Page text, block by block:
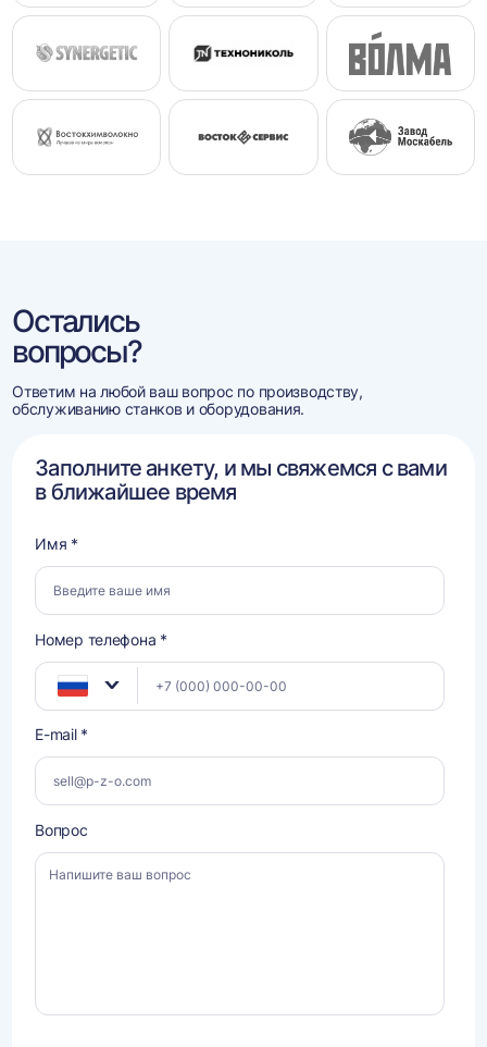
Остались
вопросы?
Ответим на любой ваш вопрос по производству,
обслуживанию станков и оборудования.
Заполните анкету, и мы свяжемся с вами
в ближайшее время
Имя *
Номер телефона *
E-mail *
Вопрос